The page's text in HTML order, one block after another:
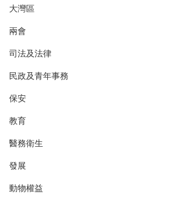
大灣區
兩會
司法及法律
民政及青年事務
保安
教育
醫務衛生
發展
動物權益